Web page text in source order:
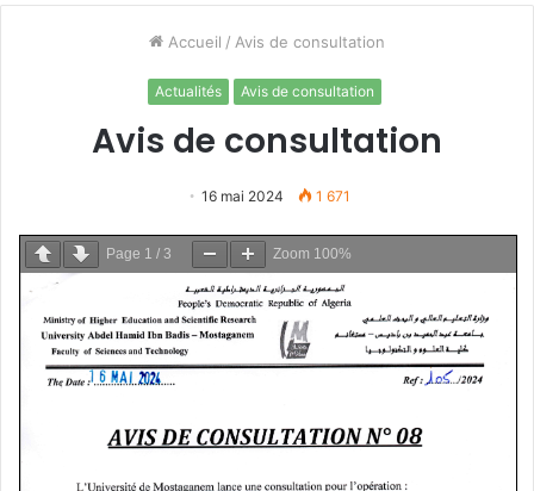
Accueil / Avis de consultation
Actualités Avis de consultation
Avis de consultation
16 mai 2024 1 671
Page 1 / 3 Zoom 100%